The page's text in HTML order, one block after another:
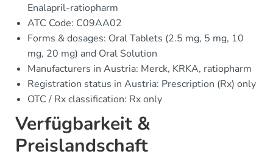
Enalapril-ratiopharm
ATC Code: C09AA02
Forms & dosages: Oral Tablets (2.5 mg, 5 mg, 10
mg, 20 mg) and Oral Solution
Manufacturers in Austria: Merck, KRKA, ratiopharm
Registration status in Austria: Prescription (Rx) only
OTC / Rx classification: Rx only
Verfügbarkeit &
Preislandschaft